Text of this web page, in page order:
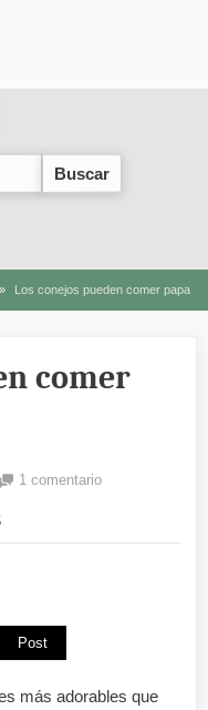
Los conejos pueden comer papa
comer
1 comentarioen
pueden
Post
más adorables que